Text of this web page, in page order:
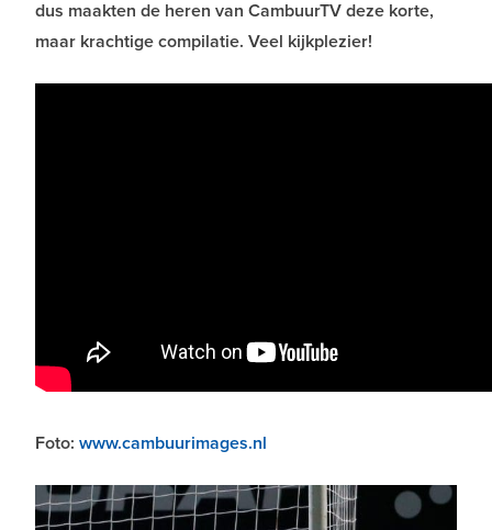
dus maakten de heren van CambuurTV deze korte,
maar krachtige compilatie. Veel kijkplezier!
Foto: www.cambuurimages.nl